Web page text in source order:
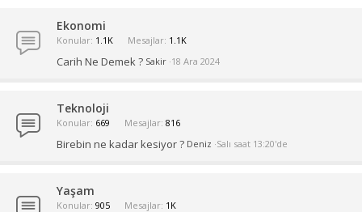
Ekonomi
Konular 1.1K Mesajlar 1.1K
Carih Ne Demek ? Sakir 18 Ara 2024
Teknoloji
Konular 669 Mesajlar 816
Birebin ne kadar kesiyor ? Deniz Salı saat 13:20'de
Yaşam
Konular 905 Mesajlar 1K